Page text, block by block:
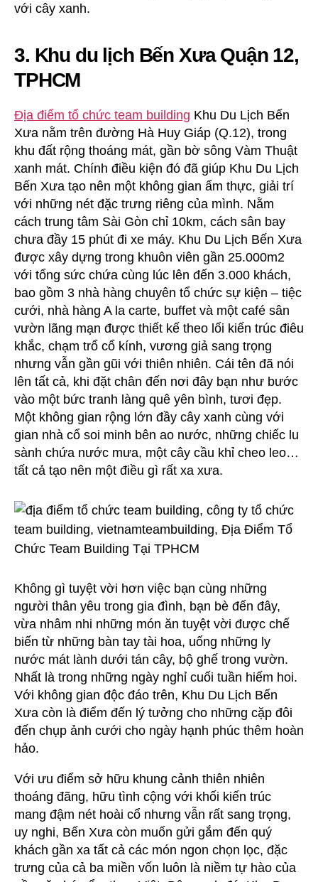
với cây xanh.
3. Khu du lịch Bến Xưa Quận 12,
TPHCM
Địa điểm tổ chức team building Khu Du Lịch Bến
Xưa nằm trên đường Hà Huy Giáp (Q.12), trong
khu đất rộng thoáng mát, gần bờ sông Vàm Thuật
xanh mát. Chính điều kiện đó đã giúp Khu Du Lịch
Bến Xưa tạo nên một không gian ẩm thực, giải trí
với những nét đặc trưng riêng của mình. Nằm
cách trung tâm Sài Gòn chỉ 10km, cách sân bay
chưa đầy 15 phút đi xe máy. Khu Du Lịch Bến Xưa
được xây dựng trong khuôn viên gần 25.000m2
với tổng sức chứa cùng lúc lên đến 3.000 khách,
bao gồm 3 nhà hàng chuyên tổ chức sự kiện – tiệc
cưới, nhà hàng A la carte, buffet và một café sân
vườn lãng mạn được thiết kế theo lối kiến trúc điêu
khắc, chạm trổ cổ kính, vương giả sang trọng
nhưng vẫn gần gũi với thiên nhiên. Cái tên đã nói
lên tất cả, khi đặt chân đến nơi đây bạn như bước
vào một bức tranh làng quê yên bình, tươi đẹp.
Một không gian rộng lớn đầy cây xanh cùng với
gian nhà cổ soi minh bên ao nước, những chiếc lu
sành chứa nước mưa, một cây cầu khỉ cheo leo…
tất cả tạo nên một điều gì rất xa xưa.
Không gì tuyệt vời hơn việc bạn cùng những
người thân yêu trong gia đình, bạn bè đến đây,
vừa nhâm nhi những món ăn tuyệt vời được chế
biến từ những bàn tay tài hoa, uống những ly
nước mát lành dưới tán cây, bộ ghế trong vườn.
Nhất là trong những ngày nghỉ cuối tuần hiếm hoi.
Với không gian độc đáo trên, Khu Du Lịch Bến
Xưa còn là điểm đến lý tưởng cho những cặp đôi
đến chụp ảnh cưới cho ngày hạnh phúc thêm hoàn
hảo.
Với ưu điểm sở hữu khung cảnh thiên nhiên
thoáng đãng, hữu tình cộng với khối kiến trúc
mang đậm nét hoài cổ nhưng vẫn rất sang trọng,
uy nghi, Bến Xưa còn muốn gửi gắm đến quý
khách gần xa tất cả các món ngon chọn lọc, đặc
trưng của cả ba miền vốn luôn là niềm tự hào của